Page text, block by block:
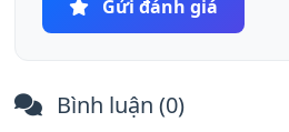
Gửi đánh giá
Bình luận (0)